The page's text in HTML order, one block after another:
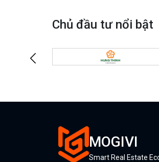
Chủ đầu tư nổi bật
MOGIVI
Smart Real Estate